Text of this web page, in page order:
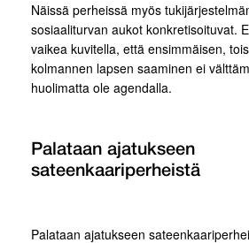
Näissä perheissä myös
sosiaaliturvan aukot konkretisoituvat.
vaikea kuvitella, että ensimmäisen,
kolmannen lapsen saaminen ei
huolimatta ole agendalla.
Palataan ajatukseen
sateenkaariperheistä
Palataan ajatukseen